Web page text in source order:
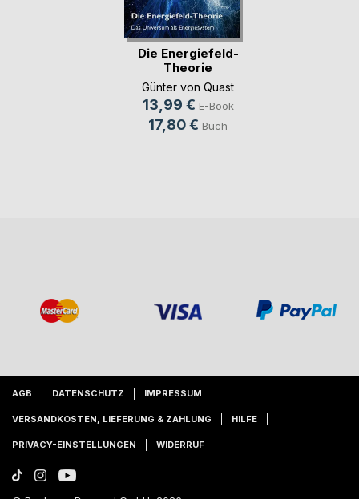
Die Energiefeld-
Theorie
Günter von Quast
13,99 € E-Book
17,80 € Buch
AGB DATENSCHUTZ IMPRESSUM
VERSANDKOSTEN, LIEFERUNG & ZAHLUNG HILFE
PRIVACY-EINSTELLUNGEN WIDERRUF